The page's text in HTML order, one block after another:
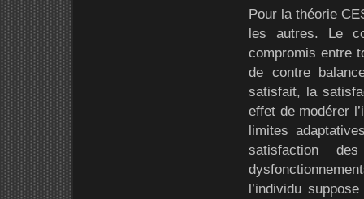
Pour la théorie
les autres. Le
compromis entre
de contre
satisfait, la
effet de modérer
limites
satisfaction
l’individu